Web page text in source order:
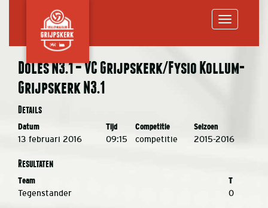
Doles N3.1 – VC Grijpskerk/Fysio Kollum-
Grijpskerk N3.1
Details
Datum Tijd Competitie Seizoen
13 februari 2016 09:15 competitie 2015-2016
Resultaten
Team T
Tegenstander 0